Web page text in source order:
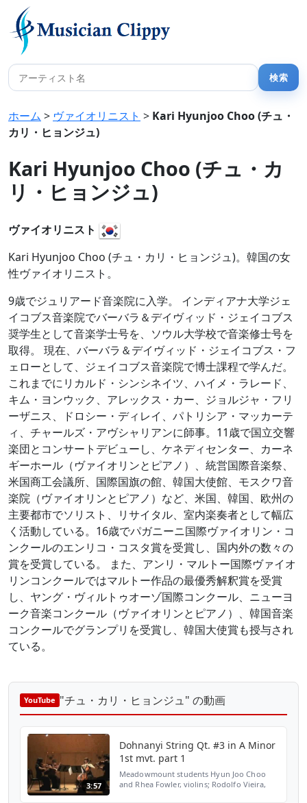
ホーム > ヴァイオリニスト > Kari Hyunjoo Choo (チュ・
カリ・ヒョンジュ)
Kari Hyunjoo Choo (チュ・カ
リ・ヒョンジュ)
ヴァイオリニスト
Kari Hyunjoo Choo (チュ・カリ・ヒョンジュ)。韓国の女
性ヴァイオリニスト。
9歳でジュリアード音楽院に入学。 インディアナ大学ジェ
イコブス音楽院でバーバラ＆デイヴィッド・ジェイコブス
奨学生として音楽学士号を、ソウル大学校で音楽修士号を
取得。 現在、バーバラ＆デイヴィッド・ジェイコブス・フ
ェローとして、ジェイコブス音楽院で博士課程で学んだ。
これまでにリカルド・シンシネイツ、ハイメ・ラレード、
キム・ヨンウック、アレックス・カー、ジョルジャ・フリ
ーザニス、ドロシー・ディレイ、パトリシア・マッカーテ
ィ、チャールズ・アヴシャリアンに師事。11歳で国立交響
楽団とコンサートデビューし、ケネディセンター、カーネ
ギーホール（ヴァイオリンとピアノ）、統営国際音楽祭、
米国商工会議所、国際国旗の館、韓国大使館、モスクワ音
楽院（ヴァイオリンとピアノ）など、米国、韓国、欧州の
主要都市でソリスト、リサイタル、室内楽奏者として幅広
く活動している。16歳でパガニーニ国際ヴァイオリン・コ
ンクールのエンリコ・コスタ賞を受賞し、国内外の数々の
賞を受賞している。 また、アンリ・マルトー国際ヴァイオ
リンコンクールではマルトー作品の最優秀解釈賞を受賞
し、ヤング・ヴィルトゥオーゾ国際コンクール、ニューヨ
ーク音楽コンクール（ヴァイオリンとピアノ）、韓国音楽
コンクールでグランプリを受賞し、韓国大使賞も授与され
ている。
YouTube "チュ・カリ・ヒョンジュ" の動画
3:57
Dohnanyi String Qt. #3 in A Minor
1st mvt. part 1
Meadowmount students Hyun Joo Choo
and Rhea Fowler, violins; Rodolfo Vieira,